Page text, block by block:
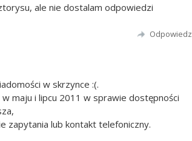
ale nie dostalam odpowiedzi
Odpowiedz
w skrzynce :(.
maju i lipcu 2011 w sprawie dostępności
zapytania lub kontakt telefoniczny.